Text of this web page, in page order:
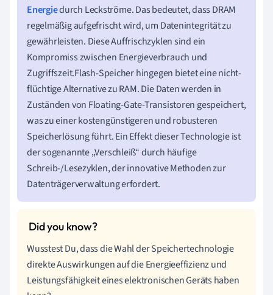
Energiedurch Leckströme. Das bedeutet, dass DRAM
regelmäßig aufgefrischt wird, um Datenintegrität zu
gewährleisten. Diese Auffrischzyklen sind ein
Kompromiss zwischen Energieverbrauch und
Zugriffszeit.Flash-Speicher hingegen bietet eine nicht-
flüchtige Alternative zu RAM. Die Daten werden in
Zuständen von Floating-Gate-Transistoren gespeichert,
was zu einer kostengünstigeren und robusteren
Speicherlösung führt. Ein Effekt dieser Technologie ist
der sogenannte „Verschleiß“ durch häufige
Schreib-/Lesezyklen, der innovative Methoden zur
Datenträgerverwaltung erfordert.
Wusstest Du, dass die Wahl der Speichertechnologie
direkte Auswirkungen auf die Energieeffizienz und
Leistungsfähigkeit eines elektronischen Geräts haben